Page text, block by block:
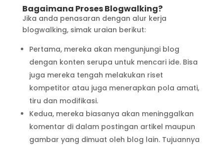
Bagaimana Proses Blogwalking?
Jika anda penasaran dengan alur kerja
blogwalking, simak uraian berikut:
Pertama, mereka akan mengunjungi blog
dengan konten serupa untuk mencari ide. Bisa
juga mereka tengah melakukan riset
kompetitor atau juga menerapkan pola amati,
tiru dan modifikasi.
Kedua, mereka biasanya akan meninggalkan
komentar di dalam postingan artikel maupun
gambar yang dimuat oleh blog lain. Tujuannya